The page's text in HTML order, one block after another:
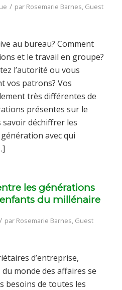
/ par Rosemarie Barnes, Guest
au bureau? Comment
et le travail en groupe?
l’autorité ou vous
vos patrons? Vos
très différentes de
présentes sur le
savoir déchiffrer les
avec qui
les générations
du millénaire
/ par Rosemarie Barnes, Guest
d’entreprise,
monde des affaires se
besoins de toutes les